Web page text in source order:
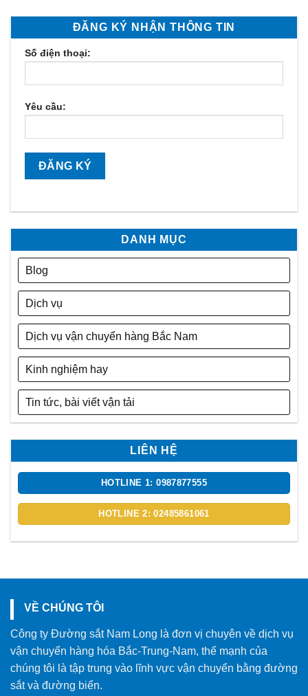
ĐĂNG KÝ NHẬN THÔNG TIN
Số điện thoại:
Yêu cầu:
DANH MỤC
Blog
Dịch vụ
Dịch vụ vận chuyển hàng Bắc Nam
Kinh nghiệm hay
Tin tức, bài viết vận tải
LIÊN HỆ
HOTLINE 1: 0987877555
HOTLINE 2: 02485861061
VỀ CHÚNG TÔI
Công ty Đường sắt Nam Long là đơn vị chuyên về dịch vụ
vận chuyển hàng hóa Bắc-Trung-Nam, thế mạnh của
chúng tôi là tập trung vào lĩnh vực vận chuyển bằng đường
sắt và đường biển.